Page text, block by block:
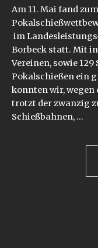
Am 11. Mai fand
im
Borbeck statt. Mit
Vereinen, sowie
Pokalschießen ein
konnten wir,
trotzt der zwanzig
Schießbahnen, …